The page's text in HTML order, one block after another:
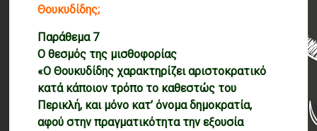
Θουκυδίδης;
Παράθεμα 7
Ο θεσμός της μισθοφορίας
«Ο Θουκυδίδης χαρακτηρίζει αριστοκρατικό
κατά κάποιον τρόπο το καθεστώς του
Περικλή, και μόνο κατ’ όνομα δημοκρατία,
αφού στην πραγματικότητα την εξουσία